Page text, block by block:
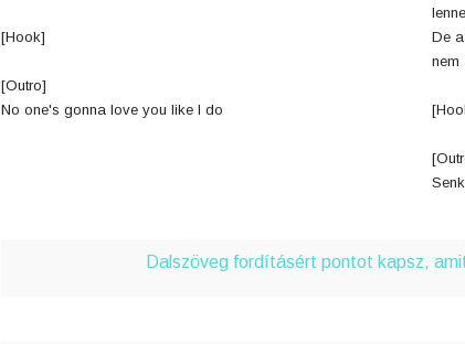
[Hook]
[Outro]
No one's gonna love you like I do
lenne
De
nem
Dalszöveg fordításért pontot kapsz,